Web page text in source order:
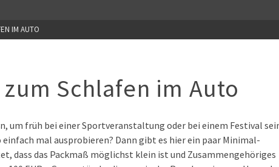
IM AUTO
Schlafen im Auto
um früh bei einer Sportveranstaltung oder bei einem Festival
mal ausprobieren? Dann gibt es hier ein paar Minimal-
dass das Packmaß möglichst klein ist und Zusammengehöriges